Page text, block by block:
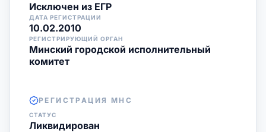
Исключен из ЕГР
ДАТА РЕГИСТРАЦИИ
10.02.2010
РЕГИСТРИРУЮЩИЙ ОРГАН
Минский городской исполнительный
комитет
РЕГИСТРАЦИЯ МНС
СТАТУС
Ликвидирован